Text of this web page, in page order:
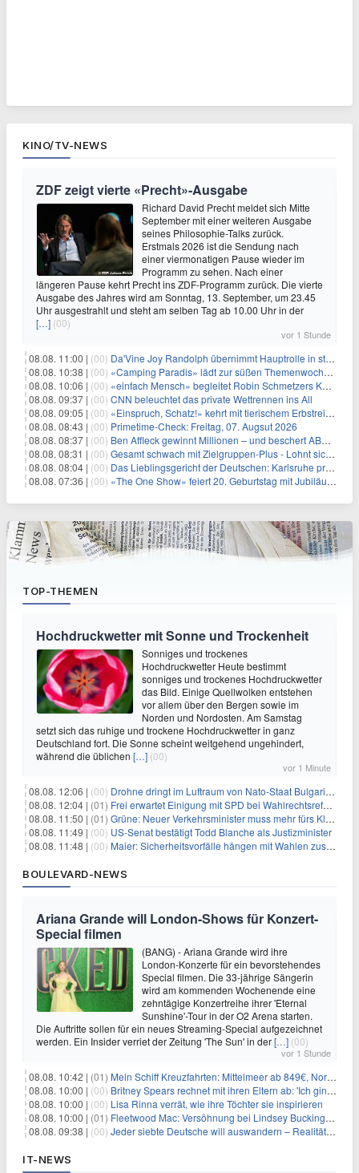
KINO/TV-NEWS
ZDF zeigt vierte «Precht»-Ausgabe
Richard David Precht meldet sich Mitte
September mit einer weiteren Ausgabe
seines Philosophie-Talks zurück.
Erstmals 2026 ist die Sendung nach
einer viermonatigen Pause wieder im
Programm zu sehen. Nach einer
längeren Pause kehrt Precht ins ZDF-Programm zurück. Die vierte
Ausgabe des Jahres wird am Sonntag, 13. September, um 23.45
Uhr ausgestrahlt und steht am selben Tag ab 10.00 Uhr in der
[…] (00)
vor 1 Stunde
08.08. 11:00 | (00) Da'Vine Joy Randolph übernimmt Hauptrolle in starbesetzter schwarzer Komödie
08.08. 10:38 | (00) «Camping Paradis» lädt zur süßen Themenwoche ein
08.08. 10:06 | (00) «einfach Mensch» begleitet Robin Schmetzers Kampf gegen eine seltene Krankheit
08.08. 09:37 | (00) CNN beleuchtet das private Wettrennen ins All
08.08. 09:05 | (00) «Einspruch, Schatz!» kehrt mit tierischem Erbstreit zurück
08.08. 08:43 | (00) Primetime-Check: Freitag, 07. Augsut 2026
08.08. 08:37 | (00) Ben Affleck gewinnt Millionen – und beschert ABC Top-Quoten
08.08. 08:31 | (00) Gesamt schwach mit Zielgruppen-Plus - Lohnt sich First Dates Hotel doch?
08.08. 08:04 | (00) Das Lieblingsgericht der Deutschen: Karlsruhe prägt seit 75 Jahren die Republik
08.08. 07:36 | (00) «The One Show» feiert 20. Geburtstag mit Jubiläumswoche
TOP-THEMEN
Hochdruckwetter mit Sonne und Trockenheit
Sonniges und trockenes
Hochdruckwetter Heute bestimmt
sonniges und trockenes Hochdruckwetter
das Bild. Einige Quellwolken entstehen
vor allem über den Bergen sowie im
Norden und Nordosten. Am Samstag
setzt sich das ruhige und trockene Hochdruckwetter in ganz
Deutschland fort. Die Sonne scheint weitgehend ungehindert,
während die üblichen […] (00)
vor 1 Minute
08.08. 12:06 | (00) Drohne dringt im Luftraum von Nato-Staat Bulgarien ein
08.08. 12:04 | (01) Frei erwartet Einigung mit SPD bei Wahlrechtsreform
08.08. 11:50 | (01) Grüne: Neuer Verkehrsminister muss mehr fürs Klima tun
08.08. 11:49 | (00) US-Senat bestätigt Todd Blanche als Justizminister
08.08. 11:48 | (00) Maier: Sicherheitsvorfälle hängen mit Wahlen zusammen
BOULEVARD-NEWS
Ariana Grande will London-Shows für Konzert-
Special filmen
(BANG) - Ariana Grande wird ihre
London-Konzerte für ein bevorstehendes
Special filmen. Die 33-jährige Sängerin
wird am kommenden Wochenende eine
zehntägige Konzertreihe ihrer 'Eternal
Sunshine'-Tour in der O2 Arena starten.
Die Auftritte sollen für ein neues Streaming-Special aufgezeichnet
werden. Ein Insider verriet der Zeitung 'The Sun' in der[…] (00)
vor 1 Stunde
08.08. 10:42 | (01) Mein Schiff Kreuzfahrten: Mittelmeer ab 849€, Norwegen ab 999€ p.P.
08.08. 10:00 | (00) Britney Spears rechnet mit ihren Eltern ab: 'Ich ging zwei Monate lang auf die Knie und weinte'
08.08. 10:00 | (00) Lisa Rinna verrät, wie ihre Töchter sie inspirieren
08.08. 10:00 | (01) Fleetwood Mac: Versöhnung bei Lindsey Buckingham und Stevie Nicks
08.08. 09:38 | (00) Jeder siebte Deutsche will auswandern – Realität sieht oft anders aus
IT-NEWS